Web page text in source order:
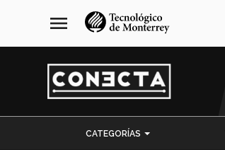
navegación
principal
menu
CATEGORÍAS